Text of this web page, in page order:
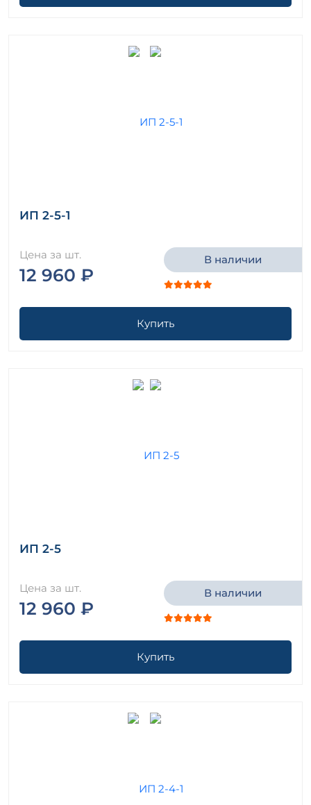
ИП 2-5-1
Цена за шт.
12 960 ₽
В наличии
Купить
ИП 2-5
Цена за шт.
12 960 ₽
В наличии
Купить